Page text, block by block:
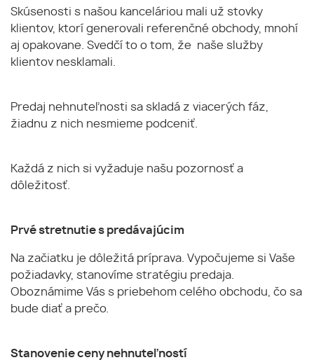
Skúsenosti s našou kanceláriou mali už stovky
klientov, ktorí generovali referenčné obchody, mnohí
aj opakovane. Svedčí to o tom, že naše služby
klientov nesklamali.
Predaj nehnuteľnosti sa skladá z viacerých fáz,
žiadnu z nich nesmieme podceniť.
Každá z nich si vyžaduje našu pozornosť a
dôležitosť.
Prvé stretnutie s predávajúcim
Na začiatku je dôležitá príprava. Vypočujeme si Vaše
požiadavky, stanovíme stratégiu predaja.
Oboznámime Vás s priebehom celého obchodu, čo sa
bude diať a prečo.
Stanovenie ceny nehnuteľností